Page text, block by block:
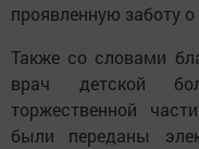
проявленную заботу
Также со словами
врач детской
торжественной
были переданы